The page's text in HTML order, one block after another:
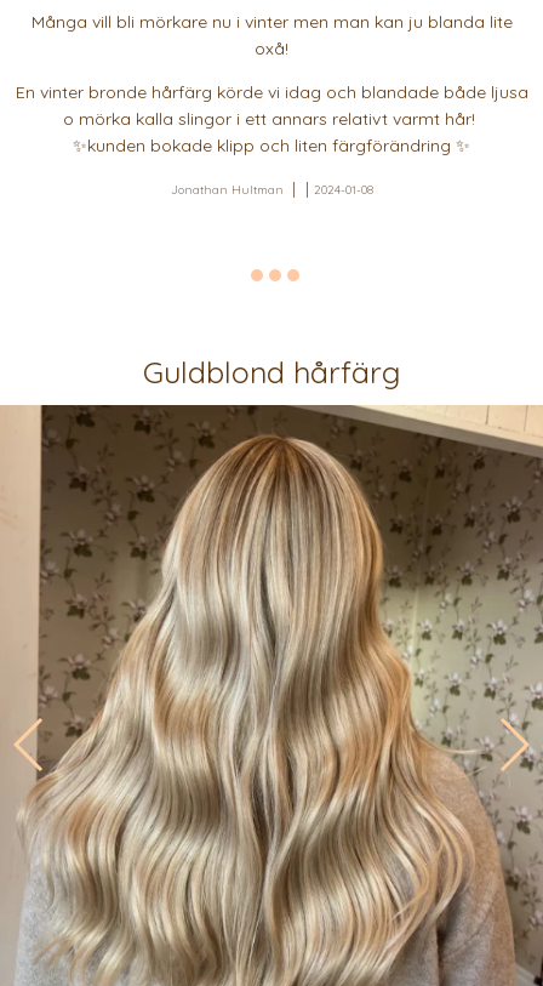
Många vill bli mörkare nu i vinter men man kan ju blanda lite
oxå!
En vinter bronde hårfärg körde vi idag och blandade både ljusa
o mörka kalla slingor i ett annars relativt varmt hår!
✨kunden bokade klipp och liten färgförändring ✨
Jonathan Hultman 2024-01-08
Guldblond hårfärg